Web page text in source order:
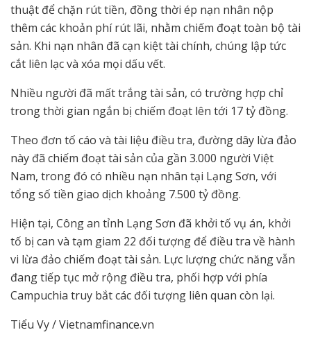
thuật để chặn rút tiền, đồng thời ép nạn nhân nộp
thêm các khoản phí rút lãi, nhằm chiếm đoạt toàn bộ tài
sản. Khi nạn nhân đã cạn kiệt tài chính, chúng lập tức
cắt liên lạc và xóa mọi dấu vết.
Nhiều người đã mất trắng tài sản, có trường hợp chỉ
trong thời gian ngắn bị chiếm đoạt lên tới 17 tỷ đồng.
Theo đơn tố cáo và tài liệu điều tra, đường dây lừa đảo
này đã chiếm đoạt tài sản của gần 3.000 người Việt
Nam, trong đó có nhiều nạn nhân tại Lạng Sơn, với
tổng số tiền giao dịch khoảng 7.500 tỷ đồng.
Hiện tại, Công an tỉnh Lạng Sơn đã khởi tố vụ án, khởi
tố bị can và tạm giam 22 đối tượng để điều tra về hành
vi lừa đảo chiếm đoạt tài sản. Lực lượng chức năng vẫn
đang tiếp tục mở rộng điều tra, phối hợp với phía
Campuchia truy bắt các đối tượng liên quan còn lại.
Tiểu Vy / Vietnamfinance.vn